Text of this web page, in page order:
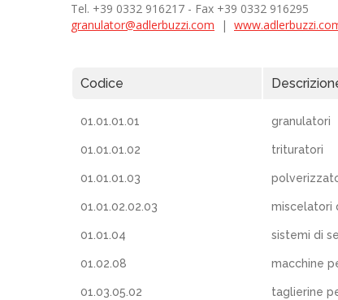
Tel. +39 0332 916217 - Fax +39 0332 916295
granulator@adlerbuzzi.com |
Codice
01.01.01.01 granulatori
01.01.01.02 trituratori
01.01.01.03
01.01.02.02.03 miscelatori
01.01.04 sistemi di
01.02.08 macchine
01.03.05.02 taglierine